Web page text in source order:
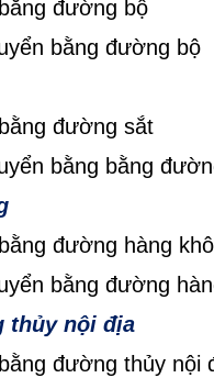
đường bộ
bằng đường bộ
đường sắt
bằng bằng
đường hàng
bằng đường
thủy nội địa
đường thủy nội